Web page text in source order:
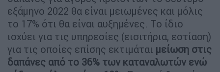
εξάμηνο 2022 θα είναι μειωμένες και μόλις
το 17% ότι θα είναι αυξημένες. Το ίδιο
ισχύει για τις υπηρεσίες (εισιτήρια, εστίαση)
για τις οποίες επίσης εκτιμάται μείωση στις
δαπάνες από το 36% των καταναλωτών ενώ